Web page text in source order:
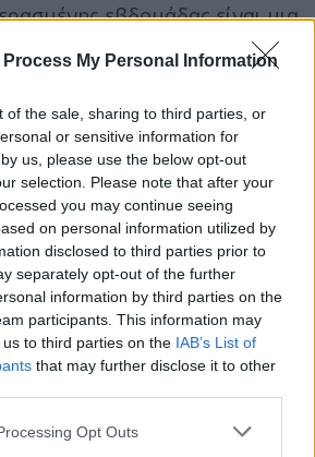
Process My Personal Information
of the sale, sharing to third parties, or
or sensitive information for
us, please use the below opt-out
selection. Please note that after your
you may continue seeing
on personal information utilized by
disclosed to third parties prior to
separately opt-out of the further
information by third parties on the
participants. This information may
to third parties on the IAB’s List of
that may further disclose it to other
website/app uses one or more Google
Opt Outs
εβδομάδας είναι μια
δράση, υπογραμμίζοντας την
να εντατικοποιήσουμε τη
χώρες εταίρους, να
προσπάθειές μας για την
λαθρεμπορίας μεταναστών, να
παράτυπες αναχωρήσεις σε
αξιόπλοα σκάφη και να
νομικές οδούς,
περιττή ταλαιπωρία και την
αναφέρε στη συνέχεια η
Λάιεν προς τους
εταίρους παραμένει